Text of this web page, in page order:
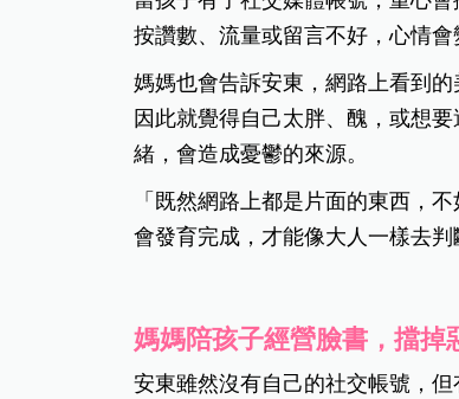
按讚數、流量或留言不好，心情
媽媽也會告訴安東，網路上看到
因此就覺得自己太胖、醜，或想
緒，會造成憂鬱的來源。
「既然網路上都是片面的東西，
會發育完成，才能像大人一樣去
媽媽陪孩子經營臉書，擋掉
安東雖然沒有自己的社交帳號，